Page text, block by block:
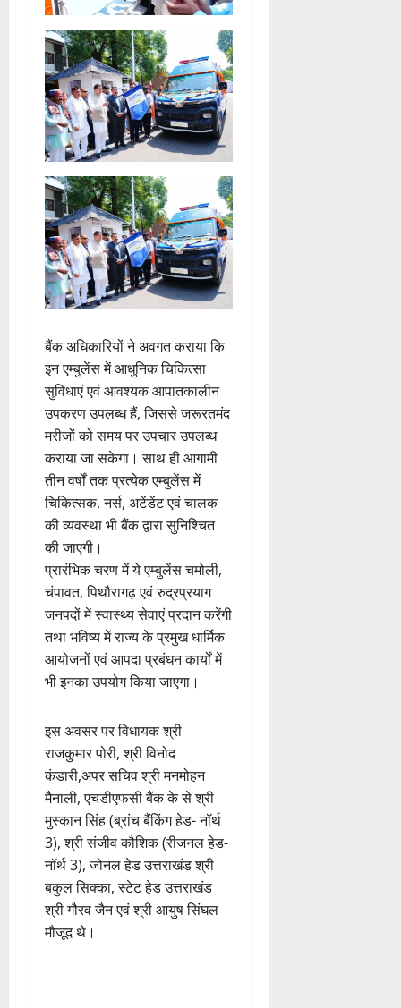
बैंक अधिकारियों ने अवगत कराया कि
इन एम्बुलेंस में आधुनिक चिकित्सा
सुविधाएं एवं आवश्यक आपातकालीन
उपकरण उपलब्ध हैं, जिससे जरूरतमंद
मरीजों को समय पर उपचार उपलब्ध
कराया जा सकेगा। साथ ही आगामी
तीन वर्षों तक प्रत्येक एम्बुलेंस में
चिकित्सक, नर्स, अटेंडेंट एवं चालक
की व्यवस्था भी बैंक द्वारा सुनिश्चित
की जाएगी।
प्रारंभिक चरण में ये एम्बुलेंस चमोली,
चंपावत, पिथौरागढ़ एवं रुद्रप्रयाग
जनपदों में स्वास्थ्य सेवाएं प्रदान करेंगी
तथा भविष्य में राज्य के प्रमुख धार्मिक
आयोजनों एवं आपदा प्रबंधन कार्यों में
भी इनका उपयोग किया जाएगा।
इस अवसर पर विधायक श्री
राजकुमार पोरी, श्री विनोद
कंडारी,अपर सचिव श्री मनमोहन
मैनाली, एचडीएफसी बैंक के से श्री
मुस्कान सिंह (ब्रांच बैंकिंग हेड- नॉर्थ
3), श्री संजीव कौशिक (रीजनल हेड-
नॉर्थ 3), जोनल हेड उत्तराखंड श्री
बकुल सिक्का, स्टेट हेड उत्तराखंड
श्री गौरव जैन एवं श्री आयुष सिंघल
मौजूद थे।